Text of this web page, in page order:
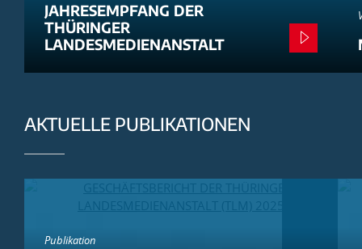
JAHRESEMPFANG DER
THÜRINGER
LANDESMEDIENANSTALT
AKTUELLE PUBLIKATIONEN
Publikation